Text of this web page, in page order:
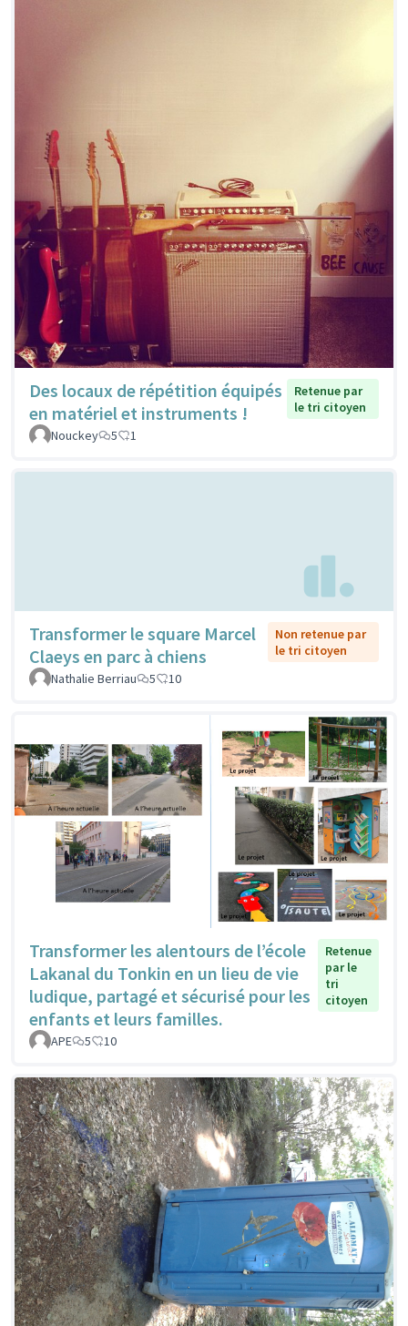
Des locaux de répétition équipés
en matériel et instruments !
Retenue par
le tri citoyen
Nouckey
5 1
Transformer le square Marcel
Claeys en parc à chiens
Non retenue par
le tri citoyen
Nathalie Berriau
5 10
Transformer les alentours de l’école
Lakanal du Tonkin en un lieu de vie
ludique, partagé et sécurisé pour les
enfants et leurs familles.
Retenue
par le
tri
citoyen
APE 5 10